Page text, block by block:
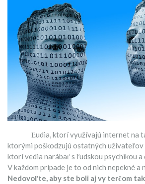
Ľudia, ktorí využívajú internet na
ktorými poškodzujú ostatných užívateľov
ktorí vedia narábať s ľudskou psychikou
V každom prípade je to od nich nepekné a
Nedovoľte, aby ste boli aj vy terčom